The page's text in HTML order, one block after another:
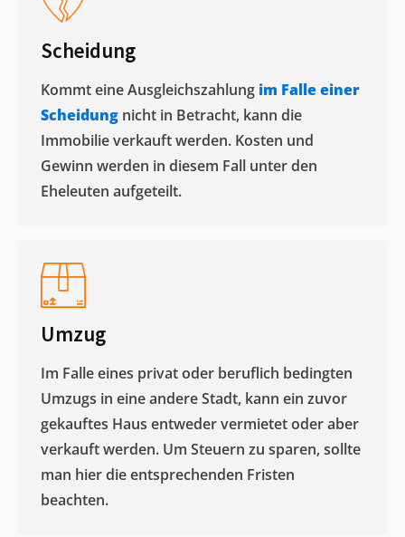
Scheidung
Kommt eine Ausgleichszahlung im Falle einer
Scheidung nicht in Betracht, kann die
Immobilie verkauft werden. Kosten und
Gewinn werden in diesem Fall unter den
Eheleuten aufgeteilt.​
Umzug
Im Falle eines privat oder beruflich bedingten
Umzugs in eine andere Stadt, kann ein zuvor
gekauftes Haus entweder vermietet oder aber
verkauft werden. Um Steuern zu sparen, sollte
man hier die entsprechenden Fristen
beachten.